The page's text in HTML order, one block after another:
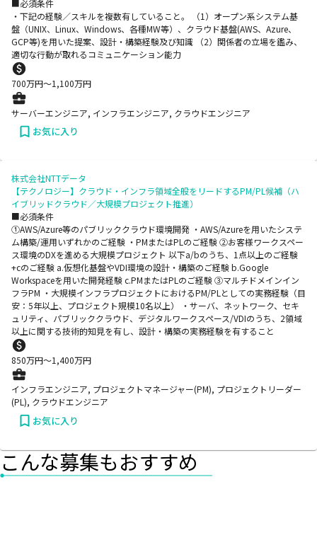
■必須条件
・下記の経験／スキルを複数有していること。 （1）オープン系システム基
盤（UNIX、Linux、Windows、各種MW等）、クラウド基盤(AWS、Azure、
GCP等)を用いた提案、設計・構築経験及び知識 （2）関係者の立場を鑑み、
適切な行動が取れるコミュニケーション能力
700万円〜1,100万円
サーバーエンジニア, インフラエンジニア, クラウドエンジニア
お気に入り
株式会社NTTデータ
【テクノロジー】クラウド・インフラ領域全般をリードするPM/PL候補（ハ
イブリッドクラウド／大規模プロジェクト推進）
■必須条件
①AWS/Azure等のパブリッククラウド環境開発 ・AWS/Azureを用いたシステ
ム構築/運用いずれかのご経験 ・PMまたはPLのご経験 ②お客様ワークスペー
ス環境のDXを進める大規模プロジェクト 以下a/bのうち、1点以上のご経験
+cのご経験 a.仮想化基盤やVDI環境の設計・構築のご経験 b.Google
Workspaceを用いた開発経験 c.PMまたはPLのご経験 ③マルチドメインイン
フラPM ・大規模インフラプロジェクトにおけるPM/PLとしての実務経験（目
安：5年以上、プロジェクト規模10名以上） ・サーバ、ネットワーク、セキ
ュリティ、パブリッククラウド、デジタルワークスペース/VDIのうち、2領域
以上に関する技術的知見を有し、設計・構築の実務経験を有すること
850万円〜1,400万円
インフラエンジニア, プロジェクトマネージャー(PM), プロジェクトリーダー
(PL), クラウドエンジニア
お気に入り
こんな募集もおすすめ